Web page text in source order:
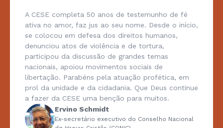
A CESE completa 50 anos de testemunho de fé
ativa no amor, faz jus ao seu nome. Desde o início,
se colocou em defesa dos direitos humanos,
denunciou atos de violência e de tortura,
participou da discussão de grandes temas
nacionais, apoiou movimentos sociais de
libertação. Parabéns pela atuação profética, em
prol da unidade e da cidadania. Que Deus continue
a fazer da CESE uma benção para muitos.
Ervino Schmidt
Ex-secretário executivo do Conselho Nacional